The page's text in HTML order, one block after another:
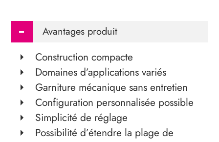
Avantages produit
Construction compacte
Domaines d’applications variés
Garniture mécanique sans entretien
Configuration personnalisée possible
Simplicité de réglage
Possibilité d’étendre la plage de